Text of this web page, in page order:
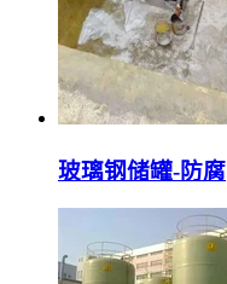
玻璃钢储罐-防腐